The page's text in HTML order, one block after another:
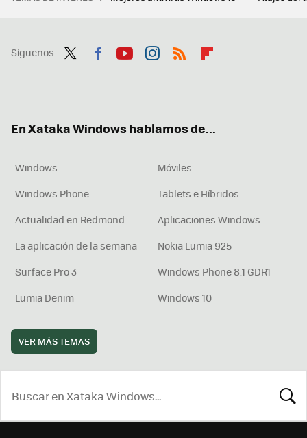
Síguenos
En Xataka Windows hablamos de...
Windows
Móviles
Windows Phone
Tablets e Híbridos
Actualidad en Redmond
Aplicaciones Windows
La aplicación de la semana
Nokia Lumia 925
Surface Pro 3
Windows Phone 8.1 GDR1
Lumia Denim
Windows 10
VER MÁS TEMAS